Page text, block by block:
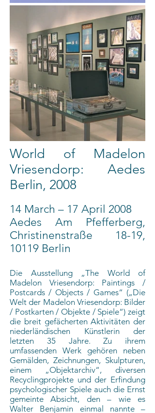
World of Madelon
Vriesendorp: Aedes
Berlin, 2008
14 March – 17 April 2008
Aedes Am Pfefferberg,
Christinenstraße 18-19,
10119 Berlin
Die Ausstellung „The World of
Madelon Vriesendorp: Paintings /
Postcards / Objects / Games“ („Die
Welt der Madelon Vriesendorp: Bilder
/ Postkarten / Objekte / Spiele“) zeigt
die breit gefächerten Aktivitäten der
niederländischen Künstlerin der
letzten 35 Jahre. Zu ihrem
umfassenden Werk gehören neben
Gemälden, Zeichnungen, Skulpturen,
einem „Objektarchiv“, diversen
Recyclingprojekte und der Erfindung
psychologischer Spiele auch die Ernst
gemeinte Absicht, den – wie es
Walter Benjamin einmal nannte –